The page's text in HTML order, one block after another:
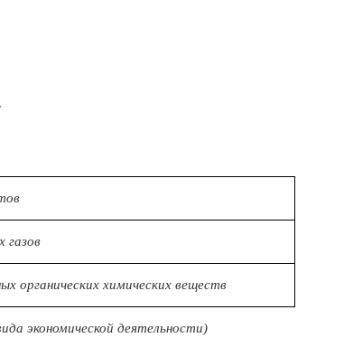
газов
органических химических веществ
экономической деятельности)